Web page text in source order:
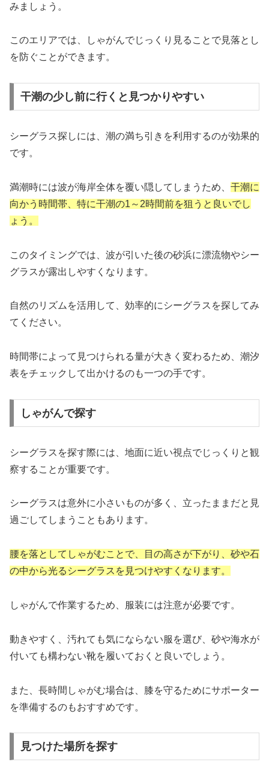
みましょう。
このエリアでは、しゃがんでじっくり見ることで見落とし
を防ぐことができます。
干潮の少し前に行くと見つかりやすい
シーグラス探しには、潮の満ち引きを利用するのが効果的
です。
満潮時には波が海岸全体を覆い隠してしまうため、 干潮に
向かう時間帯、特に干潮の1～2時間前を狙うと良いでし
ょう。
このタイミングでは、波が引いた後の砂浜に漂流物やシー
グラスが露出しやすくなります。
自然のリズムを活用して、効率的にシーグラスを探してみ
てください。
時間帯によって見つけられる量が大きく変わるため、潮汐
表をチェックして出かけるのも一つの手です。
しゃがんで探す
シーグラスを探す際には、地面に近い視点でじっくりと観
察することが重要です。
シーグラスは意外に小さいものが多く、立ったままだと見
過ごしてしまうこともあります。
腰を落としてしゃがむことで、目の高さが下がり、砂や石
の中から光るシーグラスを見つけやすくなります。
しゃがんで作業するため、服装には注意が必要です。
動きやすく、汚れても気にならない服を選び、砂や海水が
付いても構わない靴を履いておくと良いでしょう。
また、長時間しゃがむ場合は、膝を守るためにサポーター
を準備するのもおすすめです。
見つけた場所を探す